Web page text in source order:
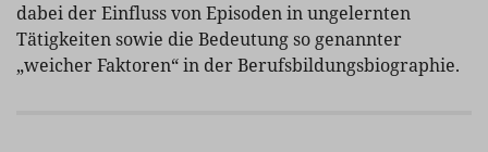
dabei der Einfluss von Episoden in ungelernten
Tätigkeiten sowie die Bedeutung so genannter
„weicher Faktoren“ in der Berufsbildungsbiographie.